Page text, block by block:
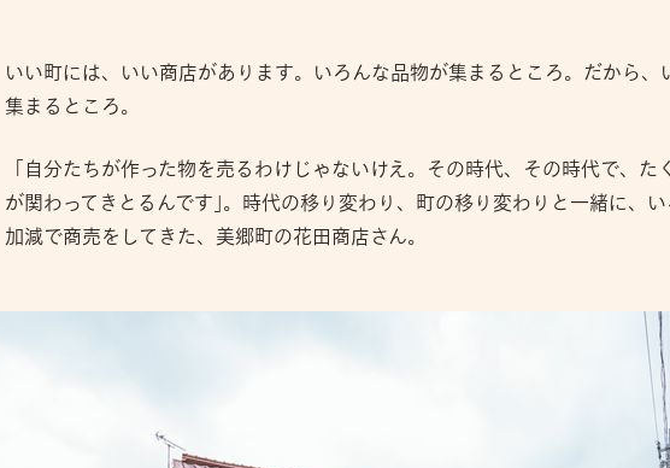
いい町には、いい商店があります。いろんな品物が集まるところ。だから、
集まるところ。
「自分たちが作った物を売るわけじゃないけえ。その時代、その時代で、た
が関わってきとるんです」。時代の移り変わり、町の移り変わりと一緒に、
加減で商売をしてきた、美郷町の花田商店さん。